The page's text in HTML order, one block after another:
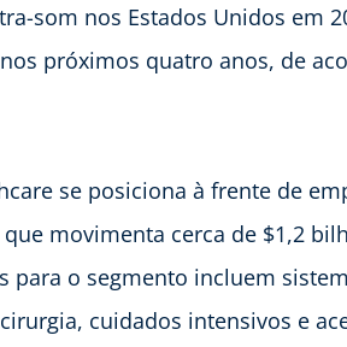
som nos Estados Unidos em
próximos quatro anos, de
se posiciona à frente de
movimenta cerca de $1,2
para o segmento incluem
cuidados intensivos e